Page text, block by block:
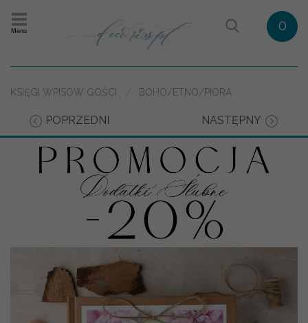
Menu 0
KSIĘGI WPISÓW GOŚCI BOHO/ETNO/PIÓRA
POPRZEDNI NASTĘPNY